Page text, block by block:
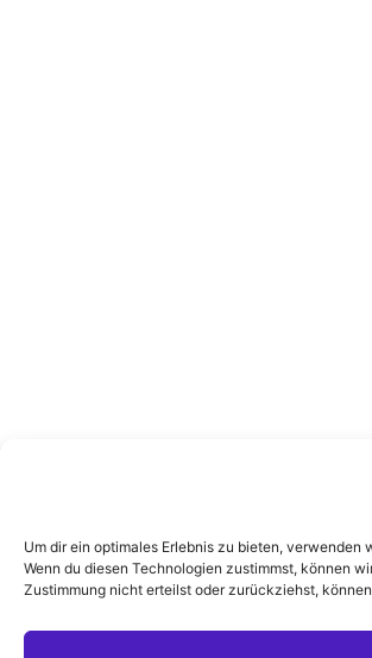
Um dir ein optimales Erlebnis zu bieten,
Wenn du diesen Technologien zustimmst, können
Zustimmung nicht erteilst oder zurückziehst,